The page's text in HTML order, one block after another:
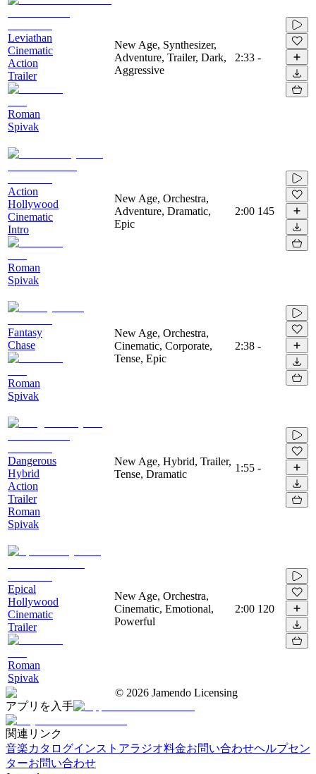
Leviathan
Cinematic
Action
Trailer
Roman
Spivak
New Age, Synthesizer,
Adventure, Trailer, Dark,
Aggressive
2:33 -
Action
Hollywood
Cinematic
Intro
Roman
Spivak
New Age, Orchestra,
Adventure, Dramatic,
Epic
2:00 145
Fantasy
Chase
Roman
Spivak
New Age, Orchestra,
Cinematic, Corporate,
Tense, Epic
2:38 -
Dangerous
Hybrid
Action
Trailer
Roman
Spivak
New Age, Hybrid, Trailer,
Tense, Dramatic
1:55 -
Epical
Hollywood
Cinematic
Trailer
Roman
Spivak
New Age, Orchestra,
Cinematic, Emotional,
Powerful
2:00 120
© 2026 Jamendo Licensing
アプリを入手
関連リンク
音楽カタログインストアラジオ料金お問い合わせヘルプセン
ターお問い合わせ